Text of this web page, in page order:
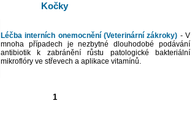
Kočky
Léčba interních onemocnění (Veterinární zákroky) - V
mnoha případech je nezbytné dlouhodobé podávání
antibiotik k zabránění růstu patologické bakteriální
mikroflóry ve střevech a aplikace vitamínů.
1